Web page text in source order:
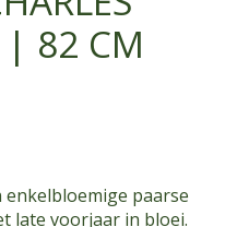
| 82 CM
enkelbloemige paarse
late voorjaar in bloei.